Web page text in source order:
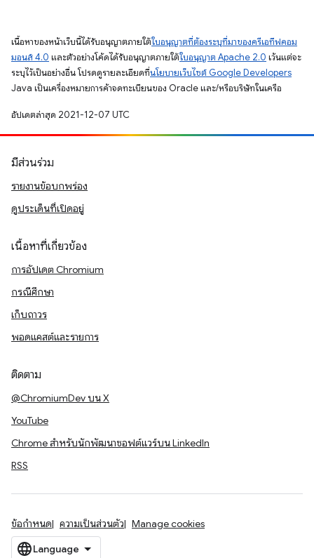
เนื้อหาของหน้าเว็บนี้ได้รับอนุญาตภายใต้ใบอนุญาตที่ต้องระบุที่มาของครีเอทีฟคอม
มอนส์ 4.0 และตัวอย่างโค้ดได้รับอนุญาตภายใต้ใบอนุญาต Apache 2.0 เว้นแต่จะ
ระบุไว้เป็นอย่างอื่น โปรดดูรายละเอียดที่นโยบายเว็บไซต์ Google Developers
Java เป็นเครื่องหมายการค้าจดทะเบียนของ Oracle และ/หรือบริษัทในเครือ
อัปเดตล่าสุด 2021-12-07 UTC
มีส่วนร่วม
รายงานข้อบกพร่อง
ดูประเด็นที่เปิดอยู่
เนื้อหาที่เกี่ยวข้อง
การอัปเดต Chromium
กรณีศึกษา
เก็บถาวร
พอดแคสต์และรายการ
ติดตาม
@ChromiumDev บน X
YouTube
Chrome สำหรับนักพัฒนาซอฟต์แวร์บน LinkedIn
RSS
ข้อกำหนด ความเป็นส่วนตัว Manage cookies